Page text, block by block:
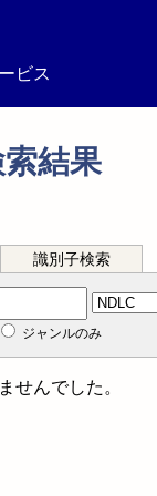
ビス
結果
識別子検索
ジャンルのみ
せんでした。